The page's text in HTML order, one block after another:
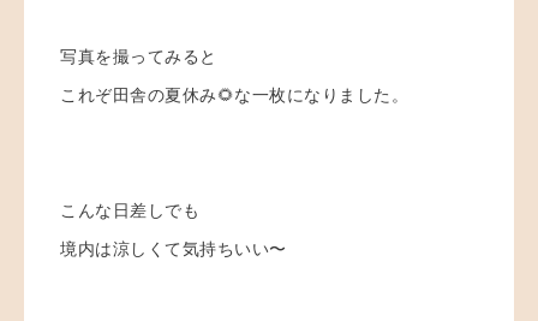
写真を撮ってみると
これぞ田舎の夏休み🌻な一枚になりました。
こんな日差しでも
境内は涼しくて気持ちいい〜